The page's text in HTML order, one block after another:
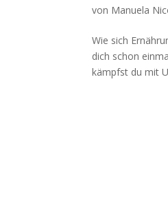
von Manuela
Wie sich
dich schon
kämpfst du mit